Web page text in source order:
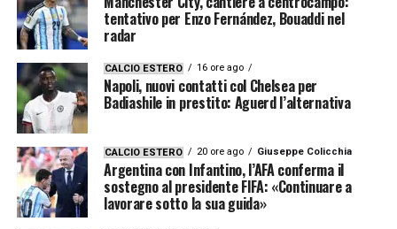
tentativo per Enzo Fernández, Bouaddi nel
radar
CALCIO ESTERO 16 ore ago
Napoli, nuovi contatti col Chelsea per
Badiashile in prestito: Aguerd l’alternativa
CALCIO ESTERO 20 ore ago Giuseppe Colicchia
Argentina con Infantino, l’AFA conferma il
sostegno al presidente FIFA: «Continuare a
lavorare sotto la sua guida»